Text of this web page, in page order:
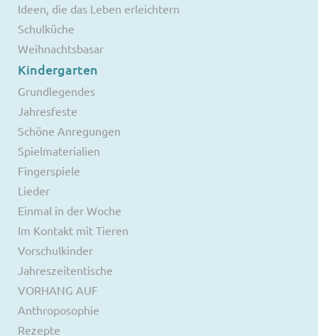
Ideen, die das Leben erleichtern
Schulküche
Weihnachtsbasar
Kindergarten
Grundlegendes
Jahresfeste
Schöne Anregungen
Spielmaterialien
Fingerspiele
Lieder
Einmal in der Woche
Im Kontakt mit Tieren
Vorschulkinder
Jahreszeitentische
VORHANG AUF
Anthroposophie
Rezepte